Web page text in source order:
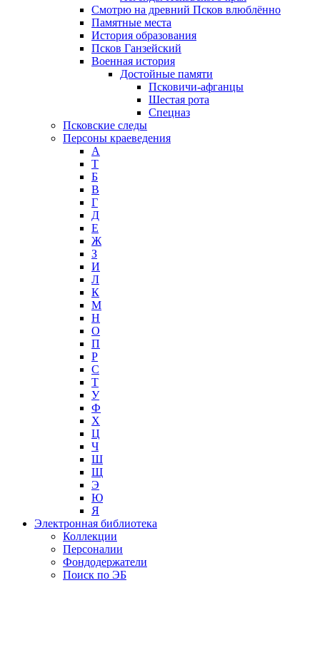
Смотрю на древний Псков влюблённо
Памятные места
История образования
Псков Ганзейский
Военная история
Достойные памяти
Псковичи-афганцы
Шестая рота
Спецназ
Псковские следы
Персоны краеведения
А
T
Б
В
Г
Д
Е
Ж
З
И
Л
К
М
Н
О
П
Р
С
Т
У
Ф
Х
Ц
Ч
Ш
Щ
Э
Ю
Я
Электронная библиотека
Коллекции
Персоналии
Фондодержатели
Поиск по ЭБ